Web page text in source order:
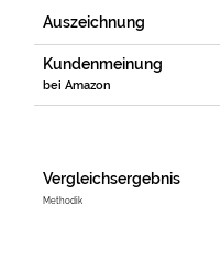
Auszeichnung
Kundenmeinung
bei Amazon
Vergleichsergebnis
Methodik